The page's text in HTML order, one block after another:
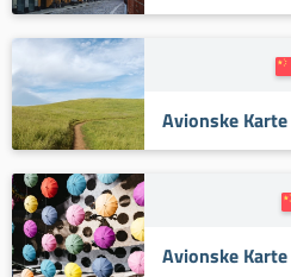
Avionske Karte
Avionske Karte